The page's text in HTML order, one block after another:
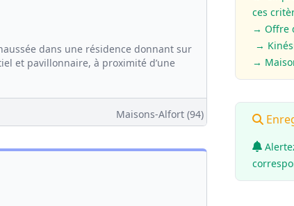
dans une résidence donnant sur
et pavillonnaire, à proximité d’une
Maisons-Alfort (94)
ces
→ Offre
→
→